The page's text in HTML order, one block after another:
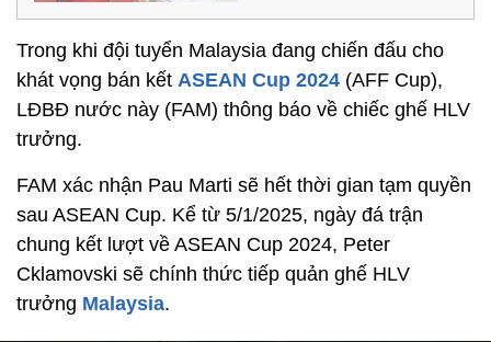
Trong khi đội tuyển Malaysia đang chiến đấu cho
khát vọng bán kết ASEAN Cup 2024 (AFF Cup),
LĐBĐ nước này (FAM) thông báo về chiếc ghế HLV
trưởng.
FAM xác nhận Pau Marti sẽ hết thời gian tạm quyền
sau ASEAN Cup. Kể từ 5/1/2025, ngày đá trận
chung kết lượt về ASEAN Cup 2024, Peter
Cklamovski sẽ chính thức tiếp quản ghế HLV
trưởng Malaysia.